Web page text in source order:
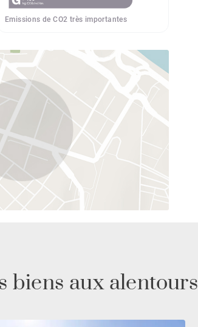
Emissions de CO2 très importantes
biens aux alentours